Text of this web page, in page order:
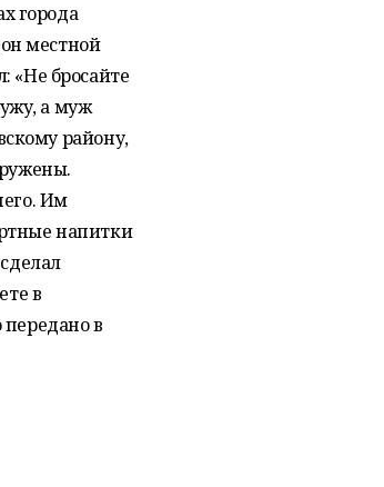
города
местной
«Не бросайте
а муж
району,
Им
напитки
в
в